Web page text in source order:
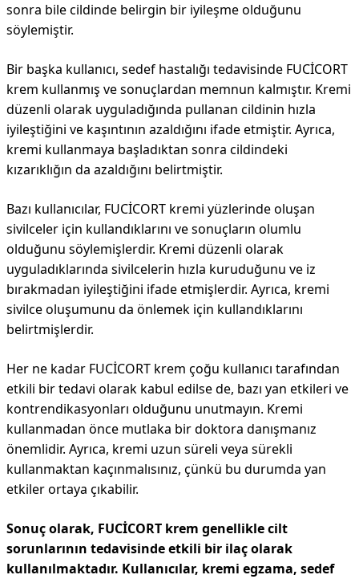
sonra bile cildinde belirgin bir iyileşme olduğunu
söylemiştir.
Bir başka kullanıcı, sedef hastalığı tedavisinde FUCİCORT
krem kullanmış ve sonuçlardan memnun kalmıştır. Kremi
düzenli olarak uyguladığında pullanan cildinin hızla
iyileştiğini ve kaşıntının azaldığını ifade etmiştir. Ayrıca,
kremi kullanmaya başladıktan sonra cildindeki
kızarıklığın da azaldığını belirtmiştir.
Bazı kullanıcılar, FUCİCORT kremi yüzlerinde oluşan
sivilceler için kullandıklarını ve sonuçların olumlu
olduğunu söylemişlerdir. Kremi düzenli olarak
uyguladıklarında sivilcelerin hızla kuruduğunu ve iz
bırakmadan iyileştiğini ifade etmişlerdir. Ayrıca, kremi
sivilce oluşumunu da önlemek için kullandıklarını
belirtmişlerdir.
Her ne kadar FUCİCORT krem çoğu kullanıcı tarafından
etkili bir tedavi olarak kabul edilse de, bazı yan etkileri ve
kontrendikasyonları olduğunu unutmayın. Kremi
kullanmadan önce mutlaka bir doktora danışmanız
önemlidir. Ayrıca, kremi uzun süreli veya sürekli
kullanmaktan kaçınmalısınız, çünkü bu durumda yan
etkiler ortaya çıkabilir.
Sonuç olarak, FUCİCORT krem genellikle cilt
sorunlarının tedavisinde etkili bir ilaç olarak
kullanılmaktadır. Kullanıcılar, kremi egzama, sedef